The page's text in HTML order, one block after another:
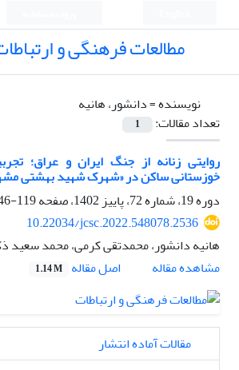
مطالعات فرهنگی و
نویسنده =دانشور، هانیه
تعداد مقالات:
1
روایتی زنانه از جنگ ایران و عراق؛
خوزستانی ساکن در «شهرک شهید بهشتی
دوره 19، شماره 72، پاییز 1402، صفحه
119-146
10.22034/jcsc.2022.548078.2536
هانیه دانشور، محمدتقی کرمی، محمد سعید
مشاهده مقاله
اصل مقاله 1.14 M
مقالات آماده انتشار